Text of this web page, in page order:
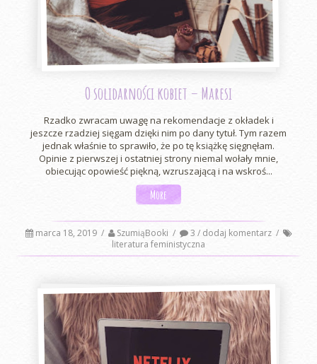
O solidarności kobiet – Maresi
Rzadko zwracam uwagę na rekomendacje z okładek i
jeszcze rzadziej sięgam dzięki nim po dany tytuł. Tym razem
jednak właśnie to sprawiło, że po tę książkę sięgnęłam.
Opinie z pierwszej i ostatniej strony niemal wołały mnie,
obiecując opowieść piękną, wzruszającą i na wskroś...
More
marca 18, 2019 / SzumiąBooki / 3 / dodaj komentarz /
literatura feministyczna